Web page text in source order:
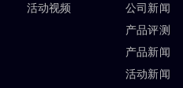
活动视频
公司新闻
产品评测
产品新闻
活动新闻